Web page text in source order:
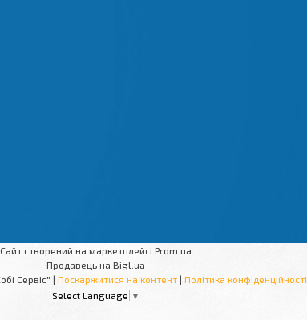
Сайт створений на маркетплейсі Prom.ua
Продавець на Bigl.ua
Інтернет-магазин "Сам Собі Сервіс" | Поскаржитися на контент | Політика конфіденційності
Select Language ▼